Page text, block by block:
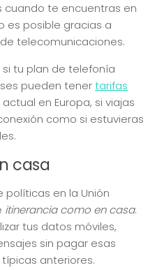
te encuentras en
es posible gracias a
telecomunicaciones.
tu plan de telefonía
pueden tenertarifas
en Europa, si viajas
como si estuvieras
casa
en la Unión
itinerancia como en casa.
tus datos móviles,
sin pagar esas
anteriores.